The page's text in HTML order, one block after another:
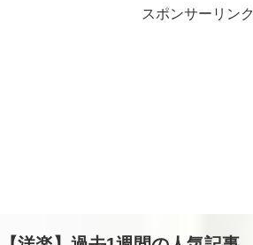
スポンサーリンク